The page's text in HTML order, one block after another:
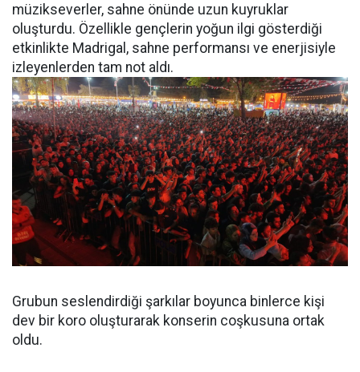
müzikseverler, sahne önünde uzun kuyruklar
oluşturdu. Özellikle gençlerin yoğun ilgi gösterdiği
etkinlikte Madrigal, sahne performansı ve enerjisiyle
izleyenlerden tam not aldı.
Grubun seslendirdiği şarkılar boyunca binlerce kişi
dev bir koro oluşturarak konserin coşkusuna ortak
oldu.